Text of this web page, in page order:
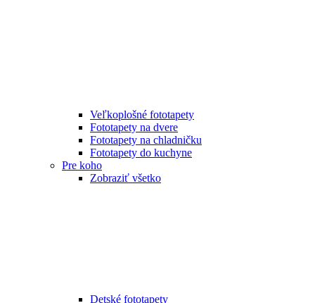
Veľkoplošné fototapety
Fototapety na dvere
Fototapety na chladničku
Fototapety do kuchyne
Pre koho
Zobraziť všetko
Detské fototapety